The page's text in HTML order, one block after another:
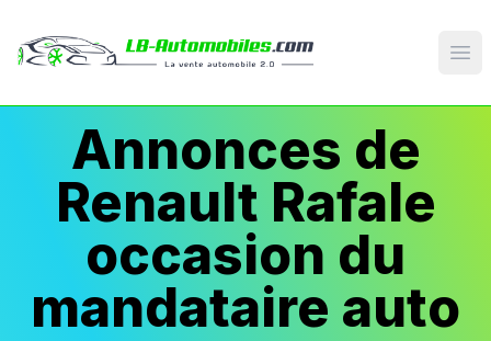
Annonces de
Renault Rafale
occasion du
mandataire auto